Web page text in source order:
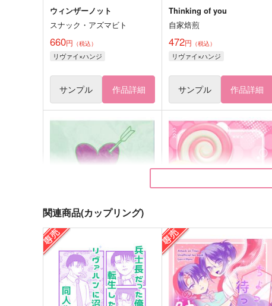
ウィンザーノット
スナック・アズマビト
660円 （税込）
リヴァイ×ハンジ
サンプル 作品詳細
Thinking of you
自家焙煎
472円 （税込）
リヴァイ×ハンジ
サンプル 作品詳細
横恋慕2
ワレモコウ
CANDY BOX petit
しめ☆さば
関連商品(カップリング)